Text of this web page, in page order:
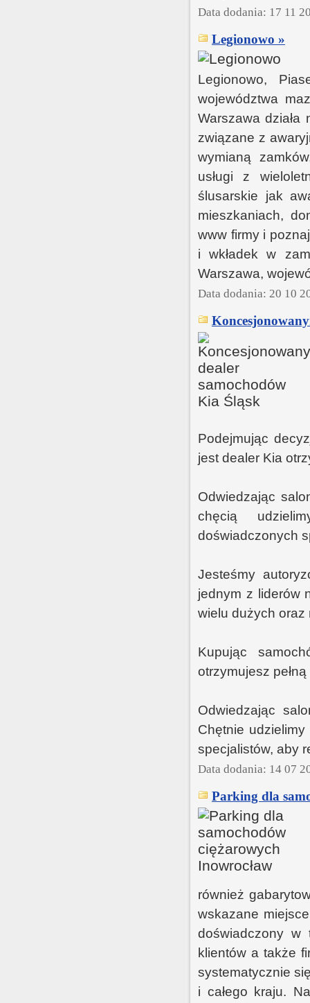
Data dodania: 17 11
Legionowo »
Legionowo,
województwa
Warszawa
związane z
wymianą
usługi z
ślusarskie jak
mieszkaniach,
www firmy i
i wkładek w
Warszawa,
Data dodania: 20 10
Podejmując
jest dealer Kia
Odwiedzając
chęcią
doświadczonych
Jesteśmy
jednym z liderów
wielu dużych oraz
Kupując
otrzymujesz
Odwiedzając
Chętnie
specjalistów, aby
Data dodania: 14 07
Parking dla
również
wskazane
doświadczony w
klientów a także
systematycznie
i całego kraju.